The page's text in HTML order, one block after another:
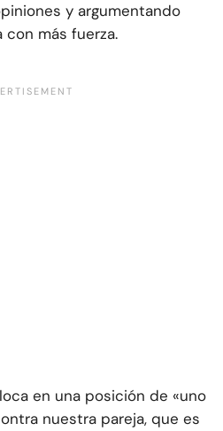
y argumentando
más fuerza.
en una posición de «uno
nuestra pareja, que es